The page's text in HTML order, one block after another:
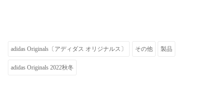
adidas Originals〔アディダス オリジナルス〕 その他 製品
adidas Originals 2022秋冬